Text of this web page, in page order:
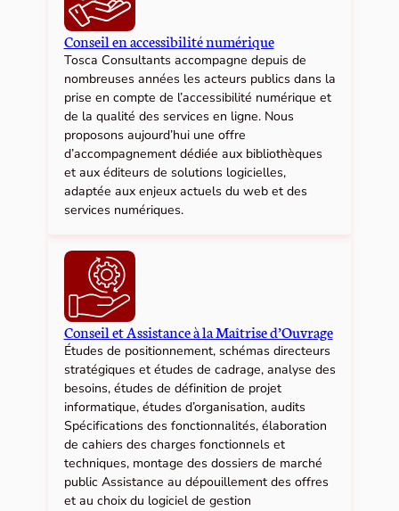
Conseil en accessibilité numérique
Tosca Consultants accompagne depuis de
nombreuses années les acteurs publics dans la
prise en compte de l’accessibilité numérique et
de la qualité des services en ligne. Nous
proposons aujourd’hui une offre
d’accompagnement dédiée aux bibliothèques
et aux éditeurs de solutions logicielles,
adaptée aux enjeux actuels du web et des
services numériques.
Conseil et Assistance à la Maîtrise d’Ouvrage
Études de positionnement, schémas directeurs
stratégiques et études de cadrage, analyse des
besoins, études de définition de projet
informatique, études d’organisation, audits
Spécifications des fonctionnalités, élaboration
de cahiers des charges fonctionnels et
techniques, montage des dossiers de marché
public Assistance au dépouillement des offres
et au choix du logiciel de gestion